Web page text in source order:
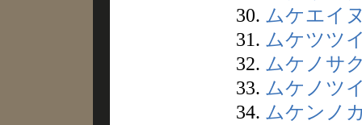
30. ムケエイ
31. ムケツツ
32. ムケノサ
33. ムケノツ
34. ムケンノ